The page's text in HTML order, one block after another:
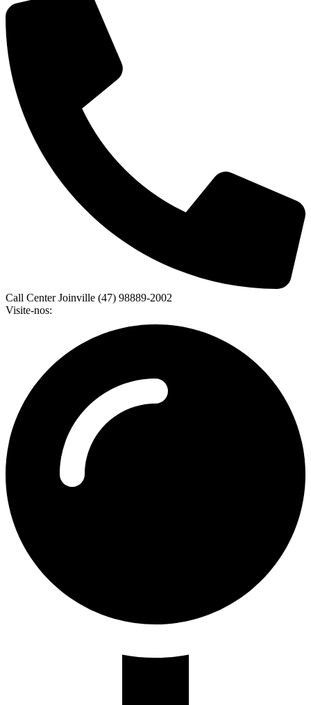
Call Center Joinville (47) 98889-2002
Visite-nos: